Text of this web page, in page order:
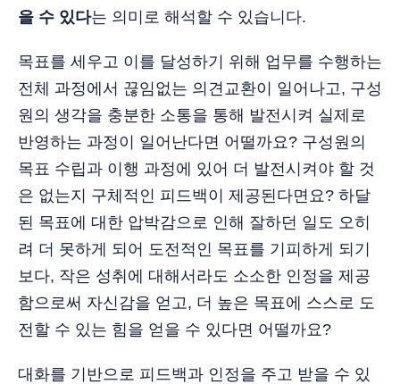
을 수 있다는 의미로 해석할 수 있습니다.
목표를 세우고 이를 달성하기 위해 업무를 수행하는
전체 과정에서 끊임없는 의견교환이 일어나고, 구성
원의 생각을 충분한 소통을 통해 발전시켜 실제로
반영하는 과정이 일어난다면 어떨까요? 구성원의
목표 수립과 이행 과정에 있어 더 발전시켜야 할 것
은 없는지 구체적인 피드백이 제공된다면요? 하달
된 목표에 대한 압박감으로 인해 잘하던 일도 오히
려 더 못하게 되어 도전적인 목표를 기피하게 되기
보다, 작은 성취에 대해서라도 소소한 인정을 제공
함으로써 자신감을 얻고, 더 높은 목표에 스스로 도
전할 수 있는 힘을 얻을 수 있다면 어떨까요?
대화를 기반으로 피드백과 인정을 주고 받을 수 있